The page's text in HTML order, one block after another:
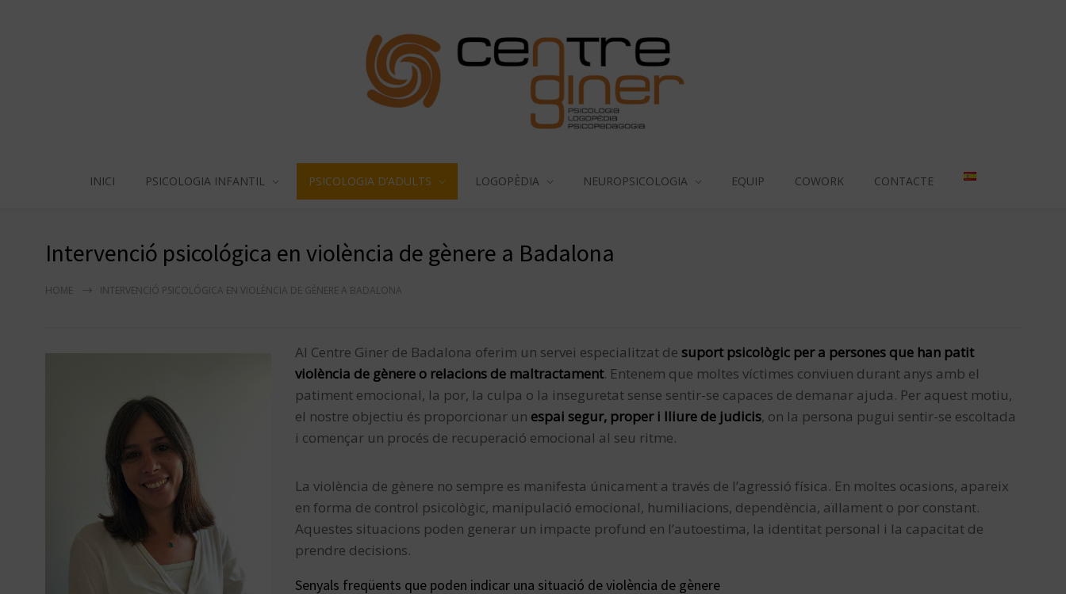
INICI PSICOLOGIA INFANTIL PSICOLOGIA D’ADULTS LOGOPÈDIA NEUROPSICOLOGIA EQUIP COWORK CONTACTE
Intervenció psicológica en violència de gènere a Badalona
HOME INTERVENCIÓ PSICOLÓGICA EN VIOLÈNCIA DE GÈNERE A BADALONA
Al Centre Giner de Badalona oferim un servei especialitzat de suport psicològic per a persones que han patit
violència de gènere o relacions de maltractament. Entenem que moltes víctimes conviuen durant anys amb el
patiment emocional, la por, la culpa o la inseguretat sense sentir-se capaces de demanar ajuda. Per aquest motiu,
el nostre objectiu és proporcionar un espai segur, proper i lliure de judicis, on la persona pugui sentir-se escoltada
i començar un procés de recuperació emocional al seu ritme.
La violència de gènere no sempre es manifesta únicament a través de l’agressió física. En moltes ocasions, apareix
en forma de control psicològic, manipulació emocional, humiliacions, dependència, aïllament o por constant.
Aquestes situacions poden generar un impacte profund en l’autoestima, la identitat personal i la capacitat de
prendre decisions.
Senyals freqüents que poden indicar una situació de violència de gènere